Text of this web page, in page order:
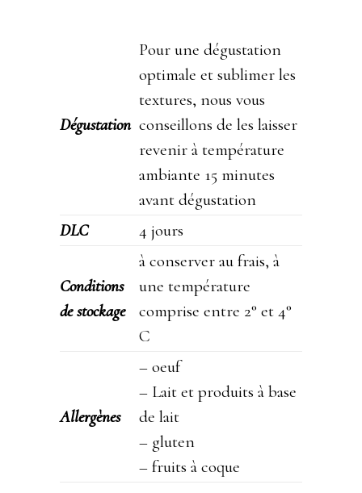
Dégustation
Pour une dégustation
optimale et sublimer les
textures, nous vous
conseillons de les laisser
revenir à température
ambiante 15 minutes
avant dégustation
DLC
4 jours
Conditions
de stockage
à conserver au frais, à
une température
comprise entre 2° et 4°
C
Allergènes
– oeuf
– Lait et produits à base
de lait
– gluten
– fruits à coque